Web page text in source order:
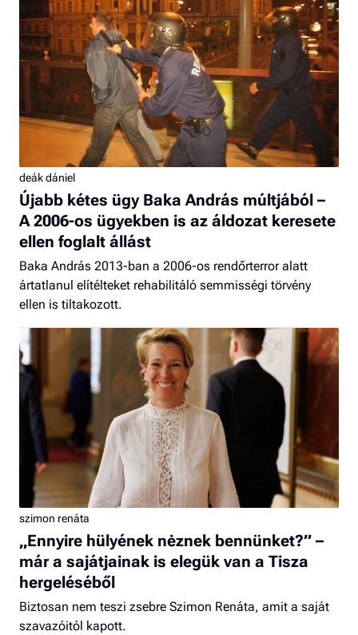
deák dániel
Újabb kétes ügy Baka András múltjából –
A 2006-os ügyekben is az áldozat keresete
ellen foglalt állást
Baka András 2013-ban a 2006-os rendőrterror alatt
ártatlanul elítélteket rehabilitáló semmisségi törvény
ellen is tiltakozott.
szimon renáta
„Ennyire hülyének nėznek bennünket?” –
már a sajátjainak is elegük van a Tisza
hergeléséből
Biztosan nem teszi zsebre Szimon Renáta, amit a saját
szavazóitól kapott.